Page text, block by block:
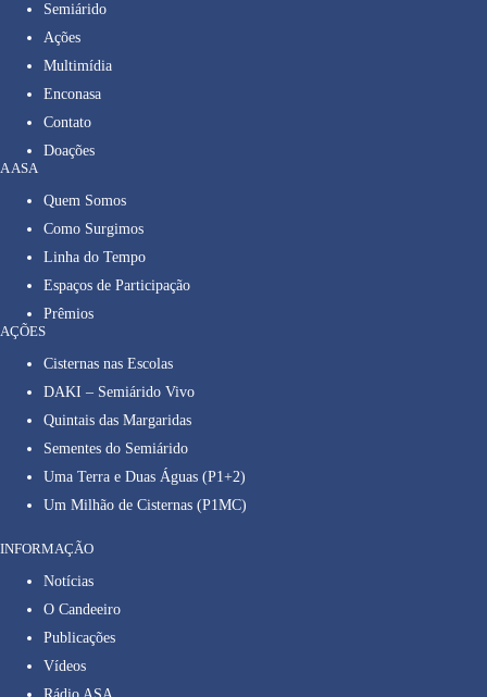
Semiárido
Ações
Multimídia
Enconasa
Contato
Doações
A ASA
Quem Somos
Como Surgimos
Linha do Tempo
Espaços de Participação
Prêmios
AÇÕES
Cisternas nas Escolas
DAKI – Semiárido Vivo
Quintais das Margaridas
Sementes do Semiárido
Uma Terra e Duas Águas (P1+2)
Um Milhão de Cisternas (P1MC)
INFORMAÇÃO
Notícias
O Candeeiro
Publicações
Vídeos